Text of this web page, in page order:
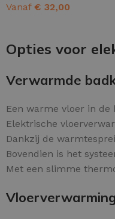
Gietvloer Epoxy
Vanaf € 32,00
Opties voor
Verwarmde
Een warme vloer in
Elektrische
Dankzij de
Bovendien is het
Met een slimme